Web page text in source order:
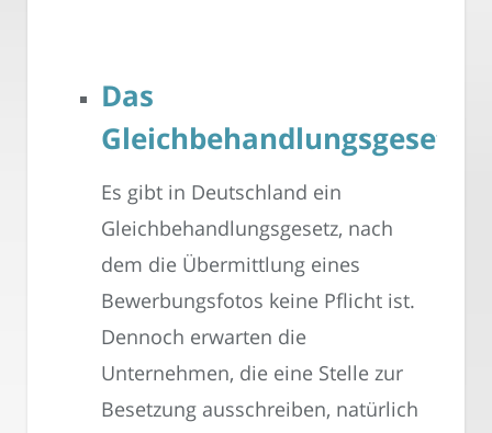
Das
Gleichbehandlungsgesetz
Es gibt in Deutschland ein
Gleichbehandlungsgesetz, nach
dem die Übermittlung eines
Bewerbungsfotos keine Pflicht ist.
Dennoch erwarten die
Unternehmen, die eine Stelle zur
Besetzung ausschreiben, natürlich